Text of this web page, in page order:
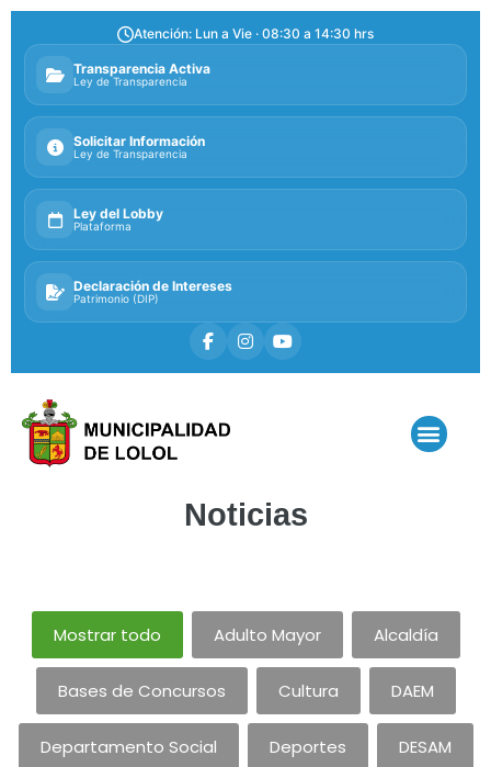
Atención: Lun a Vie · 08:30 a 14:30 hrs
Transparencia Activa
Ley de Transparencia
Solicitar Información
Ley de Transparencia
Ley del Lobby
Plataforma
Declaración de Intereses
Patrimonio (DIP)
Noticias
Mostrar todo Adulto Mayor Alcaldía
Bases de Concursos Cultura DAEM
Departamento Social Deportes DESAM